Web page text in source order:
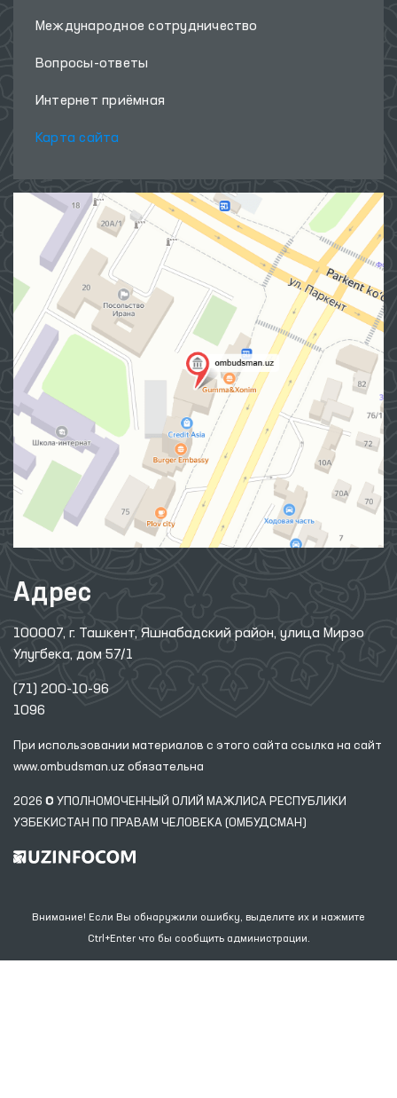
Международное сотрудничество
Вопросы-ответы
Интернет приёмная
Карта сайта
Адрес
100007, г. Ташкент, Яшнабадский район, улица Мирзо
Улугбека, дом 57/1
(71) 200-10-96
1096
При использовании материалов с этого сайта ссылка на сайт
www.ombudsman.uz обязательна
2026 © УПОЛНОМОЧЕННЫЙ ОЛИЙ МАЖЛИСА РЕСПУБЛИКИ
УЗБЕКИСТАН ПО ПРАВАМ ЧЕЛОВЕКА (ОМБУДСМАН)
Внимание! Если Вы обнаружили ошибку, выделите их и нажмите
Ctrl+Enter что бы сообщить администрации.